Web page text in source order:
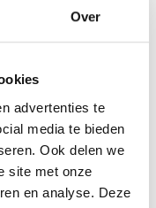
Over
advertenties te
media te bieden
Ook delen we
site met onze
en analyse. Deze